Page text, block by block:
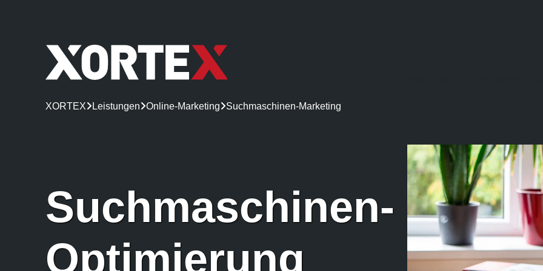
XORTEX LeistungenOnline-MarketingSuchmaschinen-Marketing
Such­maschinen-
Optimierung